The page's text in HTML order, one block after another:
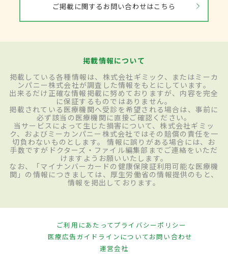
ご掲載に関するお問い合わせはこちら
掲載情報について
掲載している各種情報は、株式会社ギミック、またはミーカ
ンパニー株式会社が調査した情報をもとにしています。
出来るだけ正確な情報掲載に努めておりますが、内容を完全
に保証するものではありません。
掲載されている医療機関へ受診を希望される場合は、事前に
必ず該当の医療機関に直接ご確認ください。
当サービスによって生じた損害について、株式会社ギミッ
ク、およびミーカンパニー株式会社ではその賠償の責任を一
切負わないものとします。 情報に誤りがある場合には、お
手数ですがドクターズ・ファイル編集部までご連絡をいただ
けますようお願いいたします。
なお、「マイナンバーカードの健康保険証利用可能な医療機
関」の情報につきましては、厚生労働省の情報提供のもと、
情報を掲出しております。
ご利用にあたってプライバシーポリシー
医療広告ガイドラインについてお問い合わせ
運営会社